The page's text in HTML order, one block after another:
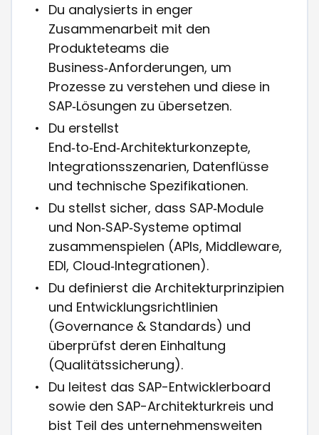
Du analysierts in enger
Zusammenarbeit mit den
Produkteteams die
Business‑Anforderungen, um
Prozesse zu verstehen und diese in
SAP‑Lösungen zu übersetzen.
Du erstellst
End‑to‑End‑Architekturkonzepte,
Integrationsszenarien, Datenflüsse
und technische Spezifikationen.
Du stellst sicher, dass SAP‑Module
und Non‑SAP‑Systeme optimal
zusammenspielen (APIs, Middleware,
EDI, Cloud‑Integrationen).
Du definierst die Architekturprinzipien
und Entwicklungsrichtlinien
(Governance & Standards) und
überprüfst deren Einhaltung
(Qualitätssicherung).
Du leitest das SAP-Entwicklerboard
sowie den SAP-Architekturkreis und
bist Teil des unternehmensweiten